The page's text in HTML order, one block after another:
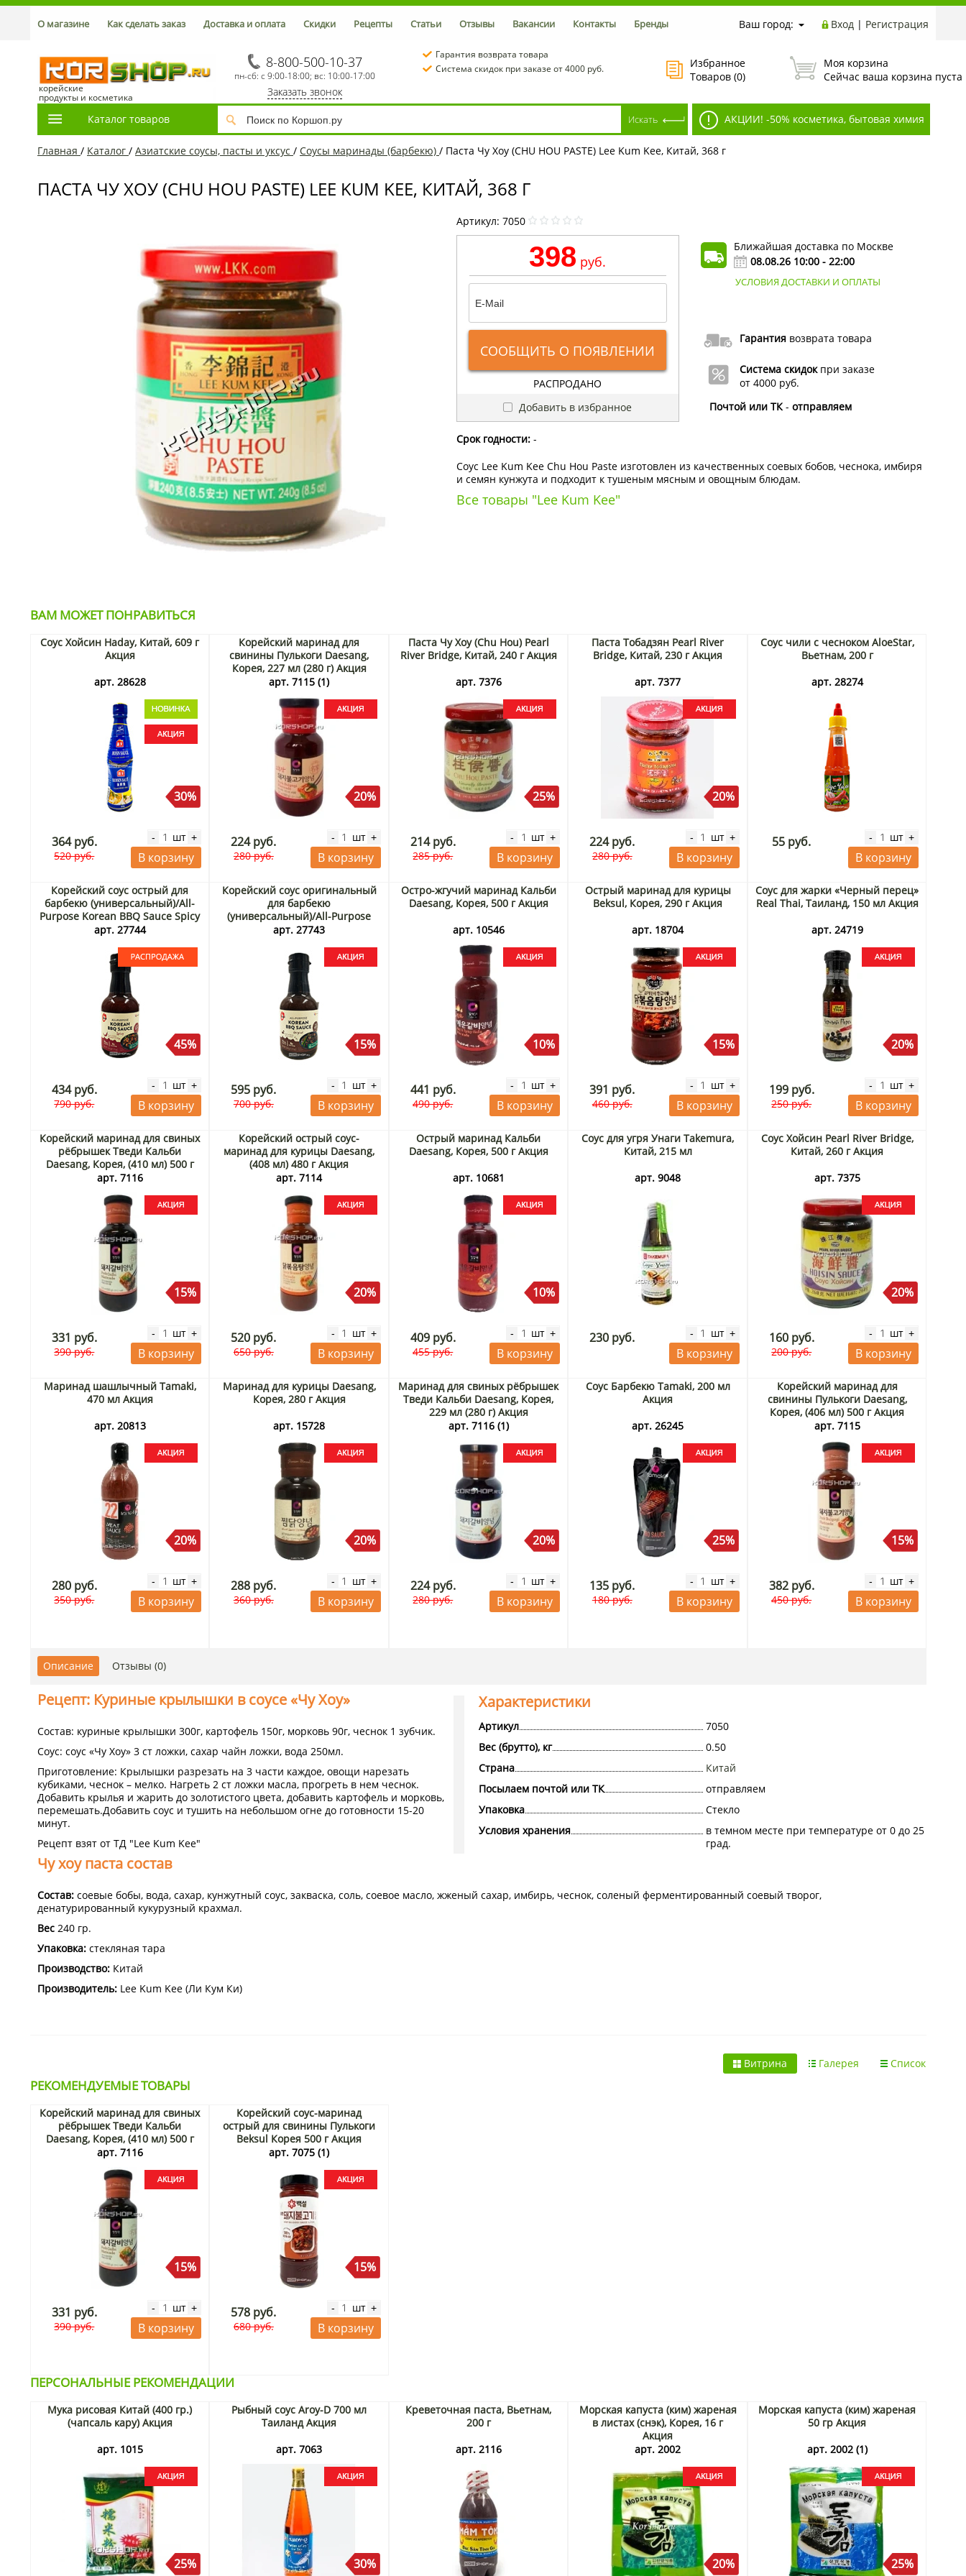
Ваш город: Вход | Регистрация
О магазине Как сделать заказ Доставка и оплата Скидки Рецепты Статьи Отзывы Вакансии Контакты Бренды
корейские
продукты и косметика
8-800-500-10-37
пн-сб: с 9:00-18:00; вс: 10:00-17:00
Заказать звонок
Гарантия возврата товара
Система скидок при заказе от 4000 руб.
Избранное
Товаров (0)
Моя корзина
Сейчас ваша корзина пуста
Каталог товаров АКЦИИ! -50% косметика, бытовая химия
Главная / Каталог / Азиатские соусы, пасты и уксус / Соусы маринады (барбекю) / Паста Чу Хоу (CHU HOU PASTE) Lee Kum Kee, Китай, 368 г
ПАСТА ЧУ ХОУ (CHU HOU PASTE) LEE KUM KEE, КИТАЙ, 368 Г
Артикул: 7050
398 руб.
СООБЩИТЬ О ПОЯВЛЕНИИ
РАСПРОДАНО
Добавить в избранное
Ближайшая доставка по Москве
08.08.26 10:00 - 22:00
УСЛОВИЯ ДОСТАВКИ И ОПЛАТЫ
Гарантиявозврата товара
Система скидокпри заказе
от 4000 руб.
Почтой или ТК- отправляем
Срок годности:-
Соус Lee Kum Kee Chu Hou Paste изготовлен из качественных соевых бобов, чеснока, имбиря
и семян кунжута и подходит к тушеным мясным и овощным блюдам.
Все товары "Lee Kum Kee"
ВАМ МОЖЕТ ПОНРАВИТЬСЯ
Соус Хойсин Haday, Китай, 609 г
Акция
арт. 28628
30%
364 руб.
520 руб.
- шт +
В корзину
Корейский маринад для
свинины Пулькоги Daesang,
Корея, 227 мл (280 г) Акция
арт. 7115 (1)
20%
224 руб.
280 руб.
- шт +
В корзину
Паста Чу Хоу (Chu Hou) Pearl
River Bridge, Китай, 240 г Акция
арт. 7376
25%
214 руб.
285 руб.
- шт +
В корзину
Паста Тобадзян Pearl River
Bridge, Китай, 230 г Акция
арт. 7377
20%
224 руб.
280 руб.
- шт +
В корзину
Соус чили с чесноком AloeStar,
Вьетнам, 200 г
арт. 28274
55 руб. - шт +
В корзину
Корейский соус острый для
барбекю (универсальный)/All-
Purpose Korean BBQ Sauce Spicy
Daesang, Корея, 340 г. Срок до
арт. 27744
45%
434 руб.
790 руб.
- шт +
В корзину
Корейский соус оригинальный
для барбекю
(универсальный)/All-Purpose
Korean BBQ Sauce Daesang,
арт. 27743
15%
595 руб.
700 руб.
- шт +
В корзину
Остро-жгучий маринад Кальби
Daesang, Корея, 500 г Акция
арт. 10546
10%
441 руб.
490 руб.
- шт +
В корзину
Острый маринад для курицы
Beksul, Корея, 290 г Акция
арт. 18704
15%
391 руб.
460 руб.
- шт +
В корзину
Соус для жарки «Черный перец»
Real Thai, Таиланд, 150 мл Акция
арт. 24719
20%
199 руб.
250 руб.
- шт +
В корзину
Корейский маринад для свиных
рёбрышек Тведи Кальби
Daesang, Корея, (410 мл) 500 г
Акция
арт. 7116
15%
331 руб.
390 руб.
- шт +
В корзину
Корейский острый соус-
маринад для курицы Daesang,
(408 мл) 480 г Акция
арт. 7114
20%
520 руб.
650 руб.
- шт +
В корзину
Острый маринад Кальби
Daesang, Корея, 500 г Акция
арт. 10681
10%
409 руб.
455 руб.
- шт +
В корзину
Соус для угря Унаги Takemura,
Китай, 215 мл
арт. 9048
230 руб. - шт +
В корзину
Соус Хойсин Pearl River Bridge,
Китай, 260 г Акция
арт. 7375
20%
160 руб.
200 руб.
- шт +
В корзину
Маринад шашлычный Tamaki,
470 мл Акция
арт. 20813
20%
280 руб.
350 руб.
- шт +
В корзину
Маринад для курицы Daesang,
Корея, 280 г Акция
арт. 15728
20%
288 руб.
360 руб.
- шт +
В корзину
Маринад для свиных рёбрышек
Тведи Кальби Daesang, Корея,
229 мл (280 г) Акция
арт. 7116 (1)
20%
224 руб.
280 руб.
- шт +
В корзину
Соус Барбекю Tamaki, 200 мл
Акция
арт. 26245
25%
135 руб.
180 руб.
- шт +
В корзину
Корейский маринад для
свинины Пулькоги Daesang,
Корея, (406 мл) 500 г Акция
арт. 7115
15%
382 руб.
450 руб.
- шт +
В корзину
Описание Отзывы (0)
Характеристики
Артикул
7050
Вес (брутто), кг
0.50
Страна
Китай
Посылаем почтой или ТК
отправляем
Упаковка
Стекло
Условия хранения
в темном месте при температуре от 0 до 25
град.
Рецепт: Куриные крылышки в соусе «Чу Хоу»
Состав: куриные крылышки 300г, картофель 150г, морковь 90г, чеснок 1 зубчик.
Соус: соус «Чу Хоу» 3 ст ложки, сахар чайн ложки, вода 250мл.
Приготовление: Крылышки разрезать на 3 части каждое, овощи нарезать
кубиками, чеснок – мелко. Нагреть 2 ст ложки масла, прогреть в нем чеснок.
Добавить крылья и жарить до золотистого цвета, добавить картофель и морковь,
перемешать.Добавить соус и тушить на небольшом огне до готовности 15-20
минут.
Рецепт взят от ТД "Lee Kum Kee"
Чу хоу паста состав
Состав: соевые бобы, вода, сахар, кунжутный соус, закваска, соль, соевое масло, жженый сахар, имбирь, чеснок, соленый ферментированный соевый творог,
денатурированный кукурузный крахмал.
Вес 240 гр.
Упаковка: стекляная тара
Производство: Китай
Производитель: Lee Kum Kee (Ли Кум Ки)
Список
Галерея
Витрина
РЕКОМЕНДУЕМЫЕ ТОВАРЫ
Корейский маринад для свиных
рёбрышек Тведи Кальби
Daesang, Корея, (410 мл) 500 г
Акция
арт. 7116
15%
331 руб.
390 руб.
- шт +
В корзину
Корейский соус-маринад
острый для свинины Пулькоги
Beksul Корея 500 г Акция
арт. 7075 (1)
15%
578 руб.
680 руб.
- шт +
В корзину
ПЕРСОНАЛЬНЫЕ РЕКОМЕНДАЦИИ
Мука рисовая Китай (400 гр.)
(чапсаль кару) Акция
арт. 1015
25%
Рыбный соус Aroy-D 700 мл
Таиланд Акция
арт. 7063
30%
Креветочная паста, Вьетнам,
200 г
арт. 2116
Морская капуста (ким) жареная
в листах (снэк), Корея, 16 г
Акция
арт. 2002
20%
Морская капуста (ким) жареная
50 гр Акция
арт. 2002 (1)
25%